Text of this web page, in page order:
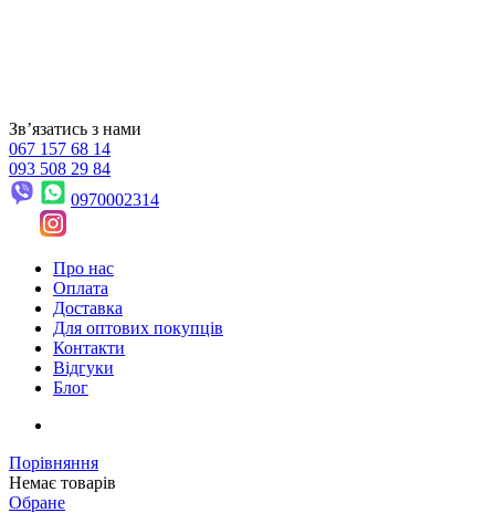
Звʼязатись з нами
067 157 68 14
093 508 29 84
0970002314
Про нас
Оплата
Доставка
Для оптових покупців
Контакти
Відгуки
Блог
Порівняння
Немає товарів
Обране